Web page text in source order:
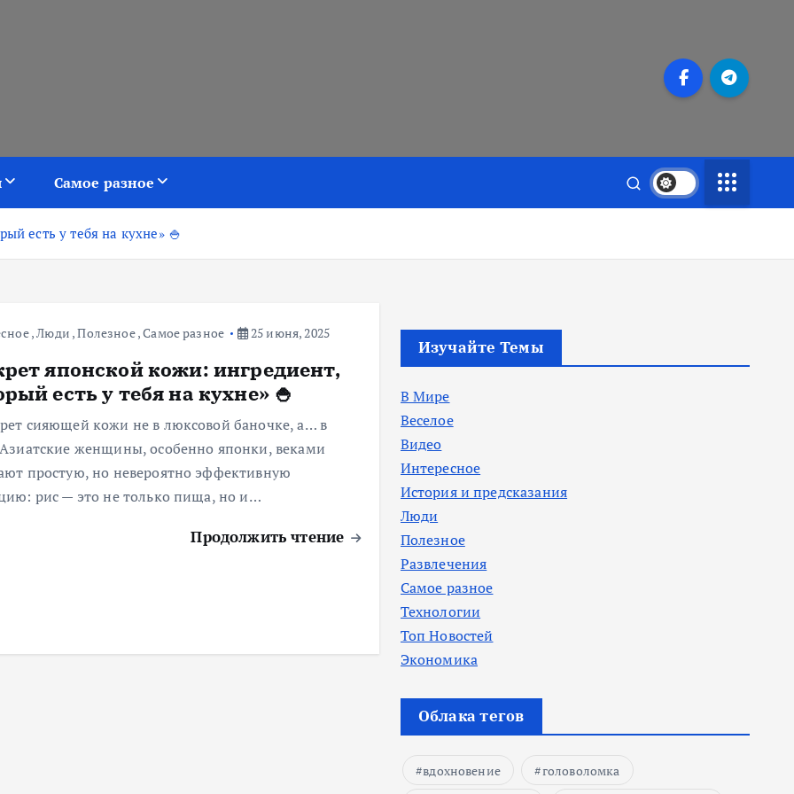
Самое разное
есть у тебя на кухне» 🍚
,Люди ,Полезное,Самое разное 25 июня, 2025
японской кожи: ингредиент,
есть у тебя на кухне» 🍚
сияющей кожи не в люксовой баночке, а… в
женщины, особенно японки, веками
простую, но невероятно эффективную
рис — это не только пища, но и…
Продолжить чтение
Изучайте Темы
В Мире
Веселое
Видео
Интересное
История и предсказания
Люди
Полезное
Развлечения
Самое разное
Технологии
Топ Новостей
Экономика
Облака тегов
вдохновение
головоломка